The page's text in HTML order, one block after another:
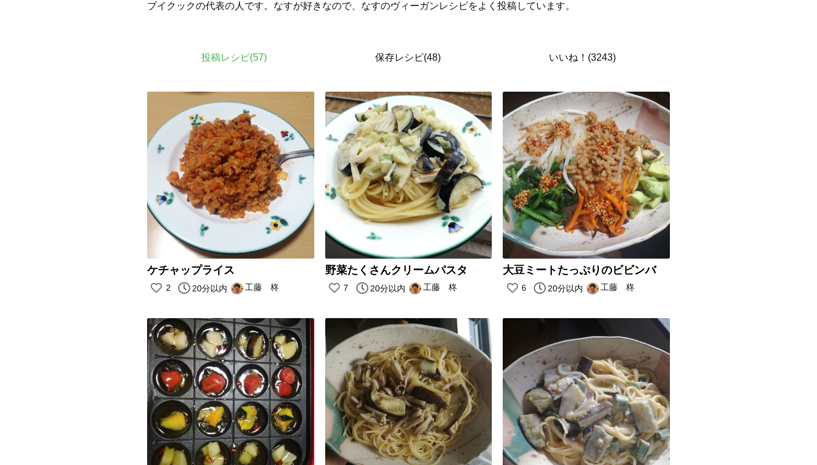
ブイクックの代表の人です。なすが好きなので、なすのヴィーガンレシピをよく投稿しています。
投稿レシピ(57) 保存レシピ(48) いいね！(3243)
ケチャップライス
2 20分以内 工藤 柊
野菜たくさんクリームパスタ
7 20分以内 工藤 柊
大豆ミートたっぷりのビビンバ
6 20分以内 工藤 柊